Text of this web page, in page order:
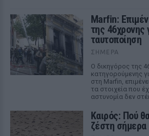
Marfin:
της 46χρονης
ταυτοποίηση
ΣΉΜΕΡΑ
Ο δικηγόρος της
κατηγορούμενης
στη Marfin,
τα στοιχεία που
αστυνομία δεν
Καιρός: Πού
ζέστη σήμερα